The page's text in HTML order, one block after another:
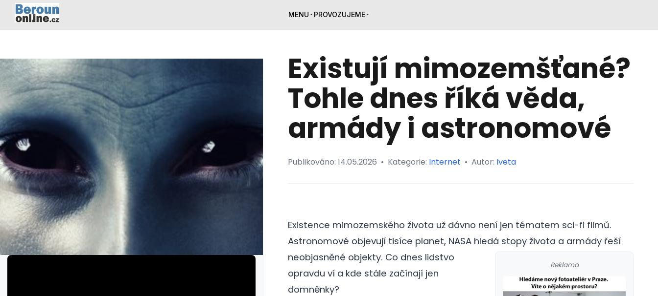
MENU PROVOZUJEME
Existují mimozemšťané?
Tohle dnes říká věda,
armády i astronomové
Publikováno: 14.05.2026 • Kategorie: Internet • Autor: Iveta
Existence mimozemského života už dávno není jen tématem sci-fi filmů.
Astronomové objevují tisíce planet, NASA hledá stopy života a armády řeší
neobjasněné objekty.
Reklama
Co dnes lidstvo
opravdu ví a kde stále začínají jen
domněnky?